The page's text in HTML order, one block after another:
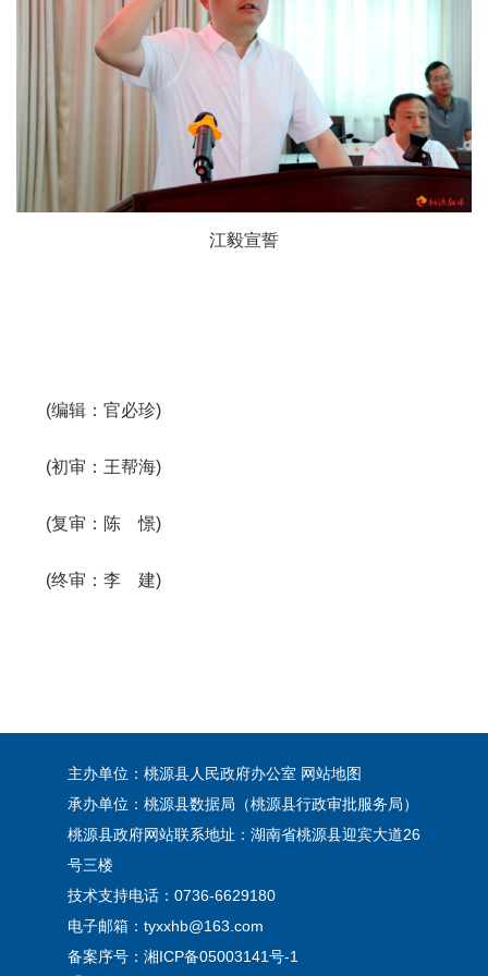
江毅宣誓
(编辑：官必珍)
(初审：王帮海)
(复审：陈 憬)
(终审：李 建)
主办单位：桃源县人民政府办公室 网站地图
承办单位：桃源县数据局（桃源县行政审批服务局）
桃源县政府网站联系地址：湖南省桃源县迎宾大道26
号三楼
技术支持电话：0736-6629180
电子邮箱：tyxxhb@163.com
备案序号： 湘ICP备05003141号-1